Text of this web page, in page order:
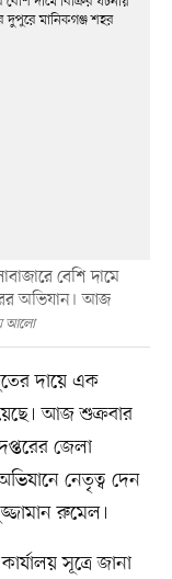
বেশি দামে
অভিযান। আজ
আলো
দায়ে এক
আজ শুক্রবার
জেলা
নেতৃত্ব দেন
রুমেল।
সূত্রে জানা